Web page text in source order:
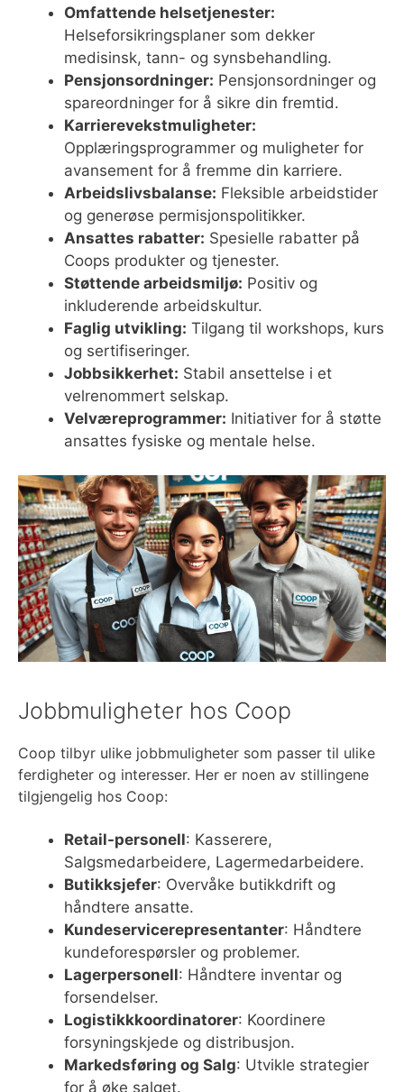
Omfattende helsetjenester:
Helseforsikringsplaner som dekker
medisinsk, tann- og synsbehandling.
Pensjonsordninger: Pensjonsordninger og
spareordninger for å sikre din fremtid.
Karrierevekstmuligheter:
Opplæringsprogrammer og muligheter for
avansement for å fremme din karriere.
Arbeidslivsbalanse: Fleksible arbeidstider
og generøse permisjonspolitikker.
Ansattes rabatter: Spesielle rabatter på
Coops produkter og tjenester.
Støttende arbeidsmiljø: Positiv og
inkluderende arbeidskultur.
Faglig utvikling: Tilgang til workshops, kurs
og sertifiseringer.
Jobbsikkerhet: Stabil ansettelse i et
velrenommert selskap.
Velværeprogrammer: Initiativer for å støtte
ansattes fysiske og mentale helse.
Jobbmuligheter hos Coop
Coop tilbyr ulike jobbmuligheter som passer til ulike
ferdigheter og interesser. Her er noen av stillingene
tilgjengelig hos Coop:
Retail-personell: Kasserere,
Salgsmedarbeidere, Lagermedarbeidere.
Butikksjefer: Overvåke butikkdrift og
håndtere ansatte.
Kundeservicerepresentanter: Håndtere
kundeforespørsler og problemer.
Lagerpersonell: Håndtere inventar og
forsendelser.
Logistikkkoordinatorer: Koordinere
forsyningskjede og distribusjon.
Markedsføring og Salg: Utvikle strategier
for å øke salget.